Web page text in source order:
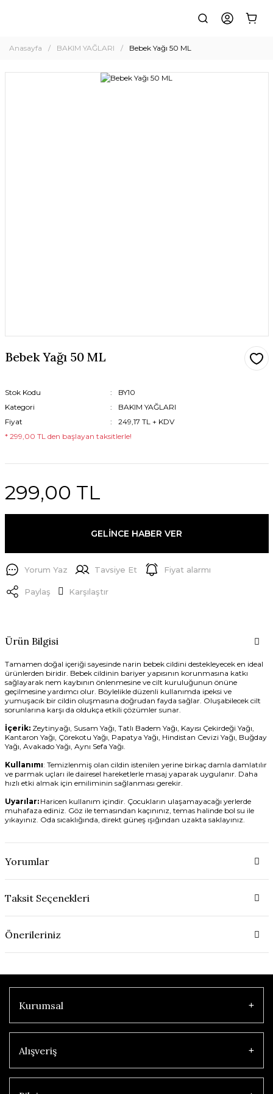
Anasayfa BAKIM YAĞLARI Bebek Yağı 50 ML
Bebek Yağı 50 ML
Stok Kodu
BY10
Kategori
BAKIM YAĞLARI
Fiyat
249,17 TL + KDV
* 299,00 TL den başlayan taksitlerle!
299,00 TL
GELİNCE HABER VER
Yorum Yaz Tavsiye Et Fiyat alarmı
Paylaş Karşılaştır
Ürün Bilgisi
Tamamen doğal içeriği sayesinde narin bebek cildini destekleyecek en ideal
ürünlerden biridir. Bebek cildinin bariyer yapısının korunmasına katkı
sağlayarak nem kaybının önlenmesine ve cilt kuruluğunun önüne
geçilmesine yardımcı olur. Böylelikle düzenli kullanımda ipeksi ve
yumuşacık bir cildin oluşmasına doğrudan fayda sağlar. Oluşabilecek cilt
sorunlarına karşı da oldukça etkili çözümler sunar.
İçerik:Zeytinyağı, Susam Yağı, Tatlı Badem Yağı, Kayısı Çekirdeği Yağı,
Kantaron Yağı, Çörekotu Yağı, Papatya Yağı, Hindistan Cevizi Yağı, Buğday
Yağı, Avakado Yağı, Aynı Sefa Yağı.
Kullanımı: Temizlenmiş olan cildin istenilen yerine birkaç damla damlatılır
ve parmak uçları ile dairesel hareketlerle masaj yaparak uygulanır. Daha
hızlı etki almak için emiliminin sağlanması gerekir.
Uyarılar: Haricen kullanım içindir. Çocukların ulaşamayacağı yerlerde
muhafaza ediniz. Göz ile temasından kaçınınız, temas halinde bol su ile
yıkayınız. Oda sıcaklığında, direkt güneş ışığından uzakta saklayınız.
Yorumlar
Taksit Seçenekleri
Önerileriniz
Kurumsal
Alışveriş